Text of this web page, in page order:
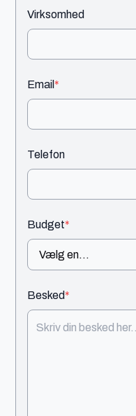
Virksomhed
Email*
Telefon
Budget*
Besked*